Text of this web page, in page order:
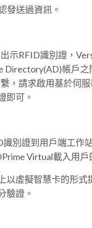
發送過資訊。
示RFID識別證，
帳戶之
，請求啟用基於伺
即可。
別證到用戶端工作
Virtual載入用戶
以虛擬智慧卡的形式
驗證。